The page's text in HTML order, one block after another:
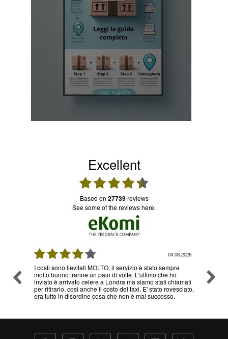
Excellent
based on 27739reviews
see some of the reviews here.
03.08.2026
Ottimo servizio e prezzi, ritiro e consegna senza nessun
problema , sono già diverse volte che utilizzo il loro
servizio